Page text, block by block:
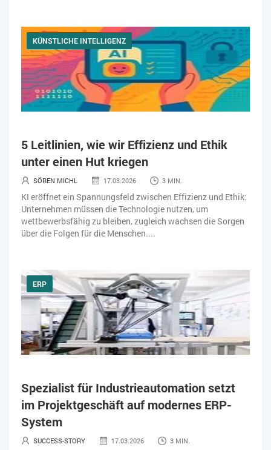
KÜNSTLICHE INTELLIGENZ
5 Leitlinien, wie wir Effizienz und Ethik
unter einen Hut kriegen
SÖREN MICHL 17.03.2026 3 MIN.
KI eröffnet ein Spannungsfeld zwischen Effizienz und Ethik:
Unternehmen müssen die Technologie nutzen, um
wettbewerbsfähig zu bleiben, zugleich wachsen die Sorgen
über die Folgen für die Menschen....
ERP
Spezialist für Industrieautomation setzt
im Projektgeschäft auf modernes ERP-
System
SUCCESS-STORY 17.03.2026 3 MIN.